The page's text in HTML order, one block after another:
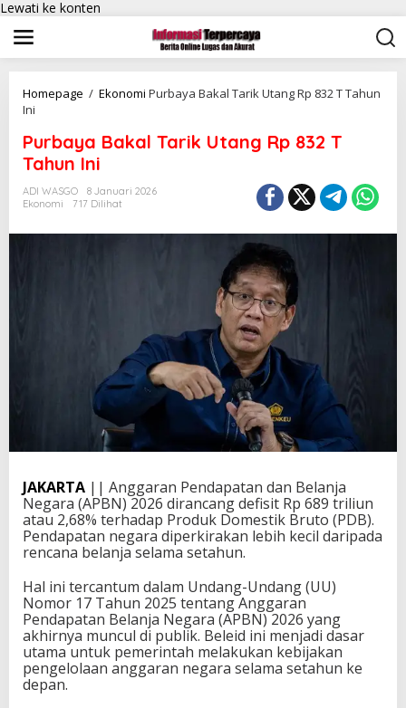
Lewati ke konten
Homepage / Ekonomi Purbaya Bakal Tarik Utang Rp 832 T Tahun
Ini
Purbaya Bakal Tarik Utang Rp 832 T
Tahun Ini
ADI WASGO
8 Januari 2026
Ekonomi
717 Dilihat
JAKARTA || Anggaran Pendapatan dan Belanja
Negara (APBN) 2026 dirancang defisit Rp 689 triliun
atau 2,68% terhadap Produk Domestik Bruto (PDB).
Pendapatan negara diperkirakan lebih kecil daripada
rencana belanja selama setahun.
Hal ini tercantum dalam Undang-Undang (UU)
Nomor 17 Tahun 2025 tentang Anggaran
Pendapatan Belanja Negara (APBN) 2026 yang
akhirnya muncul di publik. Beleid ini menjadi dasar
utama untuk pemerintah melakukan kebijakan
pengelolaan anggaran negara selama setahun ke
depan.